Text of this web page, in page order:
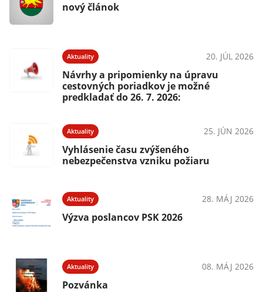
nový článok
Aktuality 20. JÚL 2026
Návrhy a pripomienky na úpravu
cestovných poriadkov je možné
predkladať do 26. 7. 2026:
Aktuality 25. JÚN 2026
Vyhlásenie času zvýšeného
nebezpečenstva vzniku požiaru
Aktuality 28. MÁJ 2026
Výzva poslancov PSK 2026
Aktuality 08. MÁJ 2026
Pozvánka